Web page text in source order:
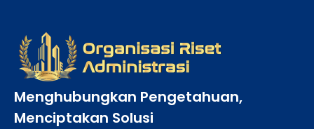
Menghubungkan Pengetahuan,
Menciptakan Solusi